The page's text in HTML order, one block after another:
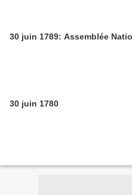
30 juin 1789: Assemblée
30 juin 1780